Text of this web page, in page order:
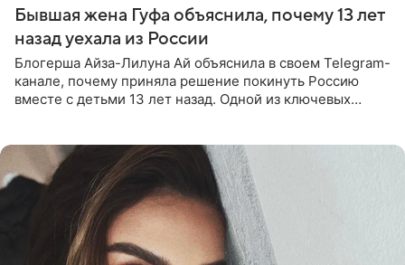
Бывшая жена Гуфа объяснила, почему 13 лет
назад уехала из России
Блогерша Айза-Лилуна Ай объяснила в своем Telegram-
канале, почему приняла решение покинуть Россию
вместе с детьми 13 лет назад. Одной из ключевых